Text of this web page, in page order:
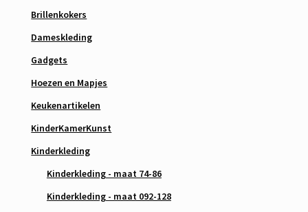
Brillenkokers
Dameskleding
Gadgets
Hoezen en Mapjes
Keukenartikelen
KinderKamerKunst
Kinderkleding
Kinderkleding - maat 74-86
Kinderkleding - maat 092-128